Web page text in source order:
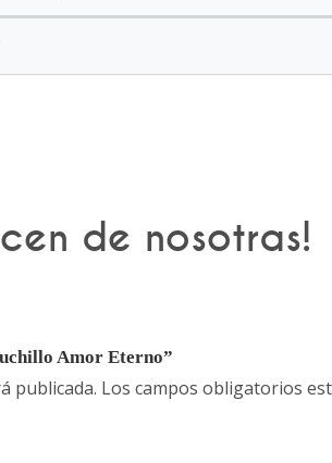
de nosotras!
Amor Eterno”
publicada. Los campos obligatorios